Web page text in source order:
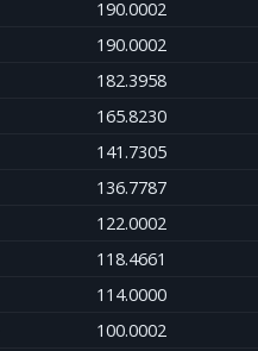
190.0002
190.0002
182.3958
165.8230
141.7305
136.7787
122.0002
118.4661
114.0000
100.0002